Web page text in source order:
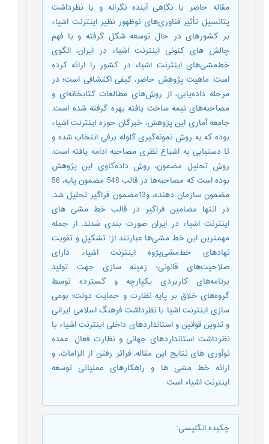
مقاله حاضر با نگاهی آینده نگرانه و با نظرداشت
پتانسیل تأثیر فناوری‌های نوظهور نظیر اینترنت اشیاء
بر کشورهای در حال توسعه شکل گرفته و با فهم
چالش های کنونی اینترنت اشیاء در ایران، الگوی
خط‌مشی‌های اینترنت اشیاء در کشور را ارائه کرده
است. ماهیت پژوهش حاضر، کیفی اکتشافی است؛ در
مرحله داده‌یابی، از روش‌های مطالعات کتابخانه‌ای و
مصاحبه‌های نیمه ساخت یافته بهره گرفته شده است.
جامعه آماری این پژوهش، خبرگان حوزه اینترنت اشیاء
بوده که به روش نمونه‌گیری گلوله برفی انتخاب شده‌ و
تا دستیابی به اشباع نظری مصاحبه ادامه یافته است.
روش تحلیل مضمون، روش داده‌کاوی این پژوهش
بوده است که مصاحبه‌ها در قالب 548 مضمون پایه، 56
مضمون سازمان دهنده، و13مضمون فراگیر تحلیل شد.
در انتها مضامین فراگیر در قالب خط مشی های
اینترنت اشیاء در ایران صورت بندی شدند. از جمله
مهمترین این خط مشی‌ها عبارتند از: تشکیل و تقویت
نهادهای خط‌مشی‌پژوه اینترنت اشیاء دارای
صلاحیت‌های قانونی؛ زمینه سازی جهت تولید
برنامه‌های کاربردی یکپارچه و گسترده توسط
گرو‌ه‌های خلاق بر پایه نظارت و حمایت دولت؛ بومی
سازی اینترنت اشیا با نظرداشت فرهنگ اسلامی ایرانی
و تدوین قوانین و استانداردهای داخلی اینترنت اشیاء با
نظرداشت استانداردهای جهانی و نظارت فعال. عمده
نوآوری های نتایج این مقاله، فراتر رفتن از الزامات، و
ارائه خط مشی ها و راهکارهای عملیاتی توسعه
اینترنت اشیاء است.
چکیده انگلیسی: